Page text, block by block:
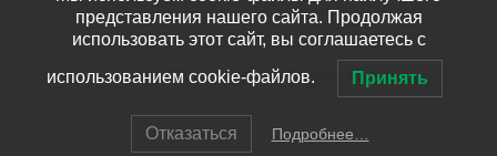
copyright © TRK 2025. All Rights Reserved.
представления нашего сайта. Продолжая
использовать этот сайт, вы соглашаетесь с
использованием cookie-файлов. Принять
Отказаться Подробнее…